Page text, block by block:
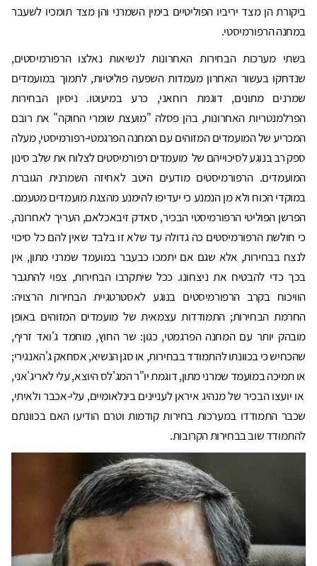
ביקורת הן מצד יריביו הפוליטיים בימין השמרני והן מצד תומכיו לשעבר
במחנה הרפורמיסטי.
בשתי מערכות הבחירות האחרונות לנשיאות נאלצו הרפורמיסטים,
שנדחקו בעשור האחרון מעמדות השפעה פוליטיות, לתמוך במועמדים
שמרנים מתונים, דוגמת רוחאני, כרע במיעוטו. ניסיון הבחירות
הפרלמנטריות האחרונות, בהן פסלה "מועצת שומרי החוקה" את רובם
המכריע של המועמדים המזוהים עם המחנה הפרגמטי-רפורמיסטי, מעלה
ספק רב בנוגע לסיכוייהם של מועמדים רפורמיסטים לצלוח את שלב סינון
המועמדים. הרפורמיסטים מודעים היטב לאחיזה השמרנית הגוברת
במוקדי הכוח ולא מן הנמנע כי יעדיפו להימנע מהצגת מועמדים מטעמם.
הפרשן הפוליטי הרפורמיסטי הבכיר, סאדק זיבאכלאם, העריך לאחרונה,
כי חולשת הרפורמיסטים כה גדולה עד שלא זו בלבד שאין להם כל סיכוי
לנצח בבחירות, אלא שגם אם יתמכו כבעבר במועמד שמרני מתון, אין
בכך כדי להבטיח את ניצחונו. ככל שיתקרבו הבחירות, צפוי להתגבר
הוויכוח בקרב הרפורמיסטים בנוגע לאסטרטגיית הבחירות הרצויה:
החרמת הבחירות; התמודדות עצמאית של מועמדים המזוהים באופן
מובהק יותר עם המחנה הפרגמטי, כגון: שר החוץ, מוחמד ג'ואד זריף,
שהכחיש כי בכוונתו להתמודד בבחירות, או סגן הנשיא, אסחאק ג'האנגירי;
או תמיכה במועמד שמרני מתון, דוגמת יו"ר המג'לס היוצא, עלי לאריג'אני,
או יועצו הבכיר של מנהיג איראן לעניינים בינלאומיים, עלי-אכבר ולאיתי,
שכבר התמודדו במערכות בחירות קודמות וטרם הודיעו האם בכוונתם
להתמודד שוב בבחירות הקרובות.